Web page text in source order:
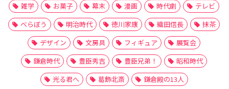
雑学
お菓子 幕末 漫画 時代劇
テレビ
べらぼう
明治時代 徳川家康 織田信長
抹茶
デザイン
文房具 フィギュア
展覧会
鎌倉時代
豊臣秀吉 豊臣兄弟！
昭和時代
光る君へ
葛飾北斎 鎌倉殿の13人